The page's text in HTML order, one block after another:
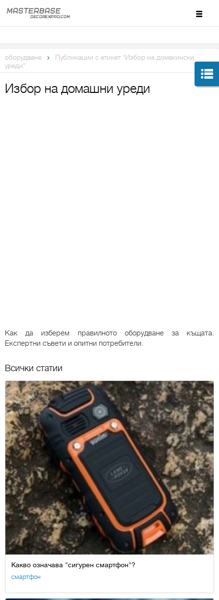
оборудване
Публикации с етикет "Избор на домакински
уреди"
Избор на домашни уреди
Как да изберем правилното оборудване за къщата.
Експертни съвети и опитни потребители.
Всички статии
Какво означава "сигурен смартфон"?
смартфон